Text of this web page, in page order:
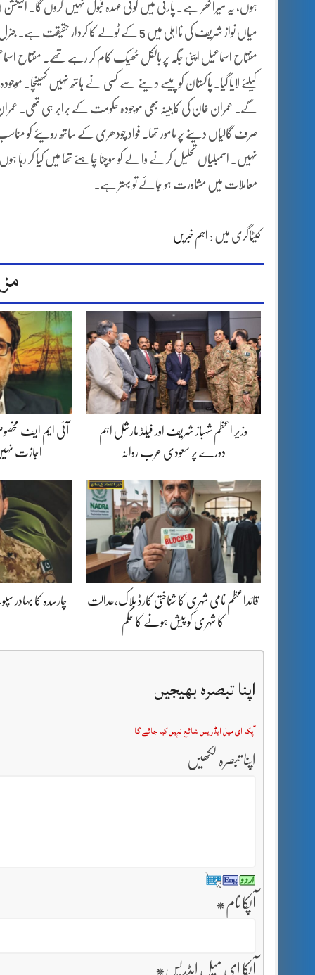
ہوں، یہ میرا گھر ہے۔ پارٹی میں کوئی عہدہ قبول نہیں کروں گا۔
میاں نواز شریف کی نااہلی میں 5 کے ٹولے
مفتاح اسماعیل اپنی جگہ پر بالکل ٹھیک کام کر رہے تھے۔ مفتاح
کیلئے لایا گیا۔ پاکستان کو پیسے دینے سے کسی نے ہاتھ نہیں
صرف گالیاں دینے پر مامور تھا۔ فواد چودھری کے ساتھ رویئے کو
نہیں۔ اسمبلیاں تحلیل کرنے والے کو سوچنا چاہئے تھا میں کیا کر رہا
معاملات میں مشاورت ہو جائے تو بہتر ہے۔
کیٹاگری میں : اہم خبریں
وزیر اعظم شہباز شریف اور فیلڈ مارشل اہم
دورے پر سعودی عرب روانہ
آئی ایم ایف
اجازت
قائداعظم نامی شہری کا شناختی کارڈ بلاک،عدالت
کا شہری کو پیش ہونے کا حکم
چارسدہ کا بہادر
اپنا تبصرہ بھیجیں
آپکا ای میل ایڈریس شائع نہیں کیا جائے گا
اپنا تبصرہ لکھیں
آپکا نام *
آپکا ای میل ایڈریس *